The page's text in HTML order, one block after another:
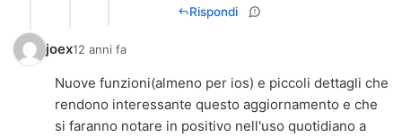
Rispondi
joex12 anni fa
Nuove funzioni(almeno per ios) e piccoli dettagli che
rendono interessante questo aggiornamento e che
si faranno notare in positivo nell'uso quotidiano a